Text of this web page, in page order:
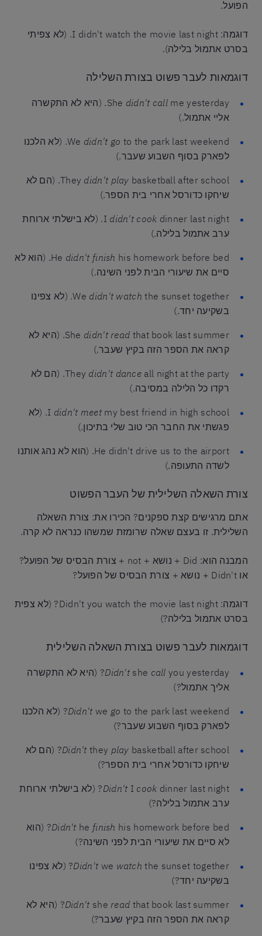
הפועל.
דוגמה: I didn't watch the movie last night. (לא צפיתי
בסרט אתמול בלילה).
דוגמאות לעבר פשוט בצורת השלילה
She didn't call
me yesterday. (היא לא התקשרה
אליי אתמול.)
We didn't go
to the park last weekend. (לא הלכנו
לפארק בסוף השבוע שעבר.)
They didn't play
basketball after school. (הם לא
שיחקו כדורסל אחרי בית הספר.)
I didn't cook
dinner last night. (לא בישלתי ארוחת
ערב אתמול בלילה.)
He didn't finish
his homework before bed. (הוא לא
סיים את שיעורי הבית לפני השינה.)
We didn't watch
the sunset together. (לא צפינו
בשקיעה יחד.)
She didn't read
that book last summer. (היא לא
קראה את הספר הזה בקיץ שעבר.)
They didn't dance
all night at the party. (הם לא
רקדו כל הלילה במסיבה.)
I didn't meet
my best friend in high school. (לא
פגשתי את החבר הכי טוב שלי בתיכון.)
He didn't drive us to the airport. (הוא לא נהג אותנו
לשדה התעופה.)
צורת השאלה השלילית של העבר הפשוט
אתם מרגישים קצת ספקנים? הכירו את: צורת השאלה
השלילית. זו בעצם שאלה שרומזת שמשהו כנראה לא קרה.
המבנה הוא: Did + נושא + not + צורת הבסיס של הפועל?
או Didn't + נושא + צורת הבסיס של הפועל?
דוגמה: Didn't you watch the movie last night? (לא צפית
בסרט אתמול בלילה?)
דוגמאות לעבר פשוט בצורת השאלה השלילית
Didn't she call
you yesterday? (היא לא התקשרה
אליך אתמול?)
Didn't we go
to the park last weekend? (לא הלכנו
לפארק בסוף השבוע שעבר?)
Didn't they play
basketball after school? (הם לא
שיחקו כדורסל אחרי בית הספר?)
Didn't I cook
dinner last night? (לא בישלתי ארוחת
ערב אתמול בלילה?)
Didn't he finish
his homework before bed? (הוא
לא סיים את שיעורי הבית לפני השינה?)
Didn't we watch
the sunset together? (לא צפינו
בשקיעה יחד?)
Didn't she read
that book last summer? (היא לא
קראה את הספר הזה בקיץ שעבר?)